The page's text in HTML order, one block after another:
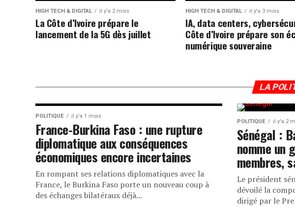
HIGH TECH & DIGITAL il y'a 2 mois
La Côte d’Ivoire prépare le
lancement de la 5G dès juillet
HIGH TECH & DIGITAL il y'a 3 mois
IA, data centers,
Côte d’Ivoire prépare son
numérique souveraine
LA
POLITIQUE il y'a 1 mois
France-Burkina Faso : une rupture
diplomatique aux conséquences
économiques encore incertaines
En rompant ses relations diplomatiques avec la
France, le Burkina Faso porte un nouveau coup à
des échanges bilatéraux déjà...
POLITIQUE il y'a 2
Sénégal :
nomme un
membres,
Le président
dévoilé la
dirigé par le